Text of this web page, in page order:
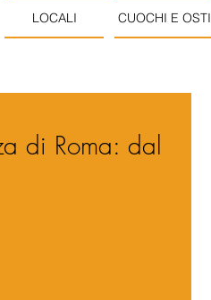
LOCALI CUOCHI E OSTI
di Roma: dal